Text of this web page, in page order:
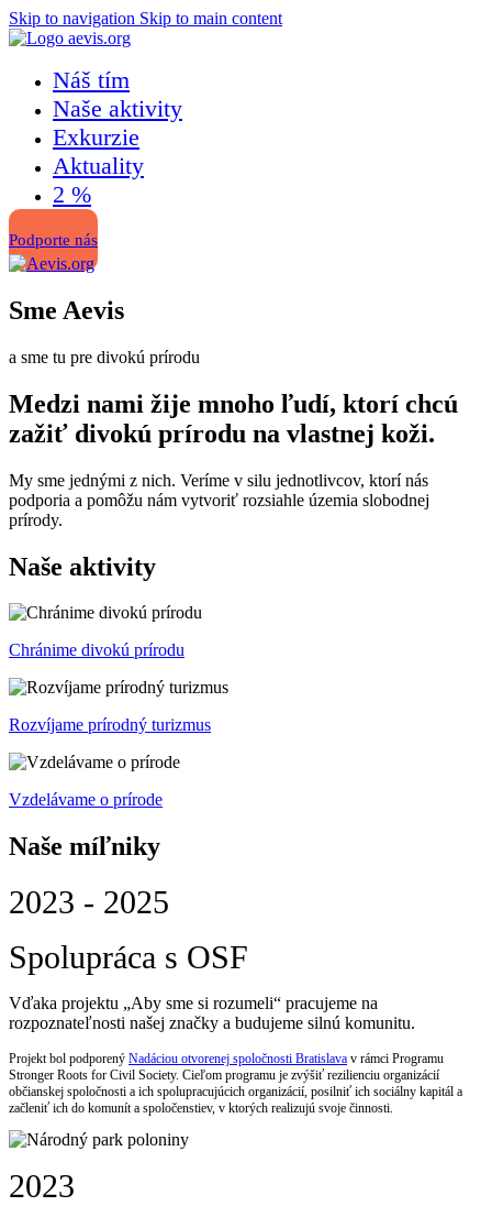
Skip to navigation Skip to main content
Náš tím
Naše aktivity
Exkurzie
Aktuality
2 %
Podporte nás
Sme Aevis
a sme tu pre divokú prírodu
Medzi nami žije mnoho ľudí, ktorí chcú
zažiť divokú prírodu na vlastnej koži.
My sme jednými z nich. Veríme v silu jednotlivcov, ktorí nás
podporia a pomôžu nám vytvoriť rozsiahle územia slobodnej
prírody.
Naše aktivity
Chránime divokú prírodu
Rozvíjame prírodný turizmus
Vzdelávame o prírode
Naše míľniky
2023 - 2025
Spolupráca s OSF
Vďaka projektu „Aby sme si rozumeli“ pracujeme na
rozpoznateľnosti našej značky a budujeme silnú komunitu.
Projekt bol podporený Nadáciou otvorenej spoločnosti Bratislava v rámci Programu
Stronger Roots for Civil Society. Cieľom programu je zvýšiť rezilienciu organizácií
občianskej spoločnosti a ich spolupracujúcich organizácií, posilniť ich sociálny kapitál a
začleniť ich do komunít a spoločenstiev, v ktorých realizujú svoje činnosti.
2023